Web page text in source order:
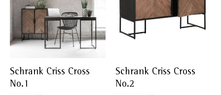
Schrank Criss Cross
No.1
Schrank Criss Cross
No.2